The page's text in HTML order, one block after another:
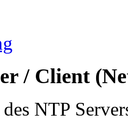
/ Client
NTP